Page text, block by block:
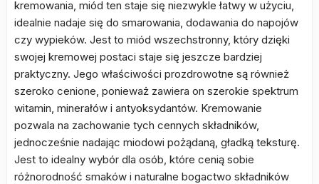
kremowania, miód ten staje się niezwykle łatwy w użyciu,
idealnie nadaje się do smarowania, dodawania do napojów
czy wypieków. Jest to miód wszechstronny, który dzięki
swojej kremowej postaci staje się jeszcze bardziej
praktyczny. Jego właściwości prozdrowotne są również
szeroko cenione, ponieważ zawiera on szerokie spektrum
witamin, minerałów i antyoksydantów. Kremowanie
pozwala na zachowanie tych cennych składników,
jednocześnie nadając miodowi pożądaną, gładką teksturę.
Jest to idealny wybór dla osób, które cenią sobie
różnorodność smaków i naturalne bogactwo składników